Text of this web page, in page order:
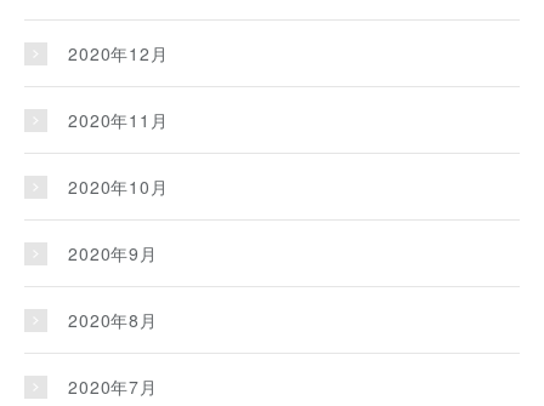
2020年12月
2020年11月
2020年10月
2020年9月
2020年8月
2020年7月